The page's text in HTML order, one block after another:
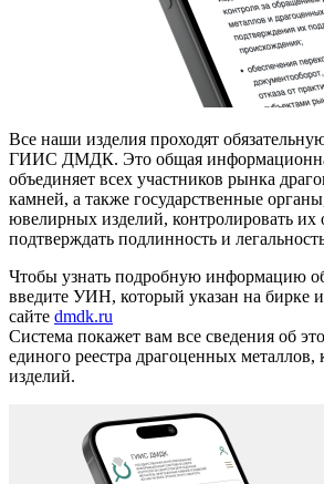
Все наши изделия проходят
ГИИС ДМДК. Это общая
объединяет всех участников рынка
камней, а также государственные
ювелирных изделий, контролировать их
подтверждать подлинность и
Чтобы узнать подробную информацию
введите УИН, который указан на бирке
сайте dmdk.ru
Система покажет вам все сведения об
единого реестра драгоценных
изделий.